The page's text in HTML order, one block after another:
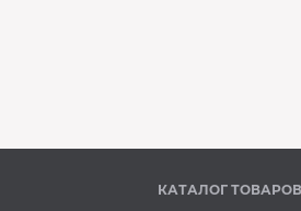
КАТАЛОГ ТОВАРОВ